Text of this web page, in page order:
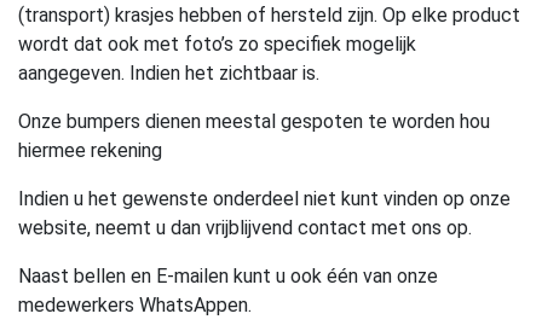
(transport) krasjes hebben of hersteld zijn. Op elke product
wordt dat ook met foto’s zo specifiek mogelijk
aangegeven. Indien het zichtbaar is.
Onze bumpers dienen meestal gespoten te worden hou
hiermee rekening
Indien u het gewenste onderdeel niet kunt vinden op onze
website, neemt u dan vrijblijvend contact met ons op.
Naast bellen en E-mailen kunt u ook één van onze
medewerkers WhatsAppen.